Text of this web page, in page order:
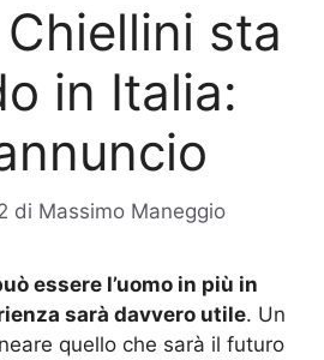
sta
in Italia:
di Massimo Maneggio
essere l’uomo in più in
sarà davvero utile. Un
quello che sarà il futuro